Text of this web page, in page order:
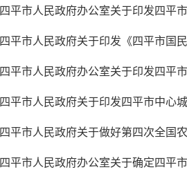
四平市人民政府办公室关于印发四平
四平市人民政府关于做好第四次全国
四平市人民政府办公室关于确定四平